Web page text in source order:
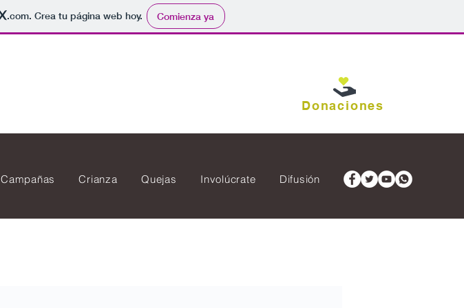
.com. Crea tu página web hoy. Comienza ya
Donaciones
Campañas Crianza Quejas Involúcrate Difusión